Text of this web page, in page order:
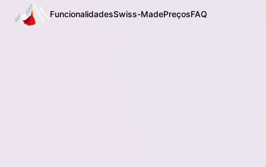
FuncionalidadesSwiss-MadePreçosFAQ